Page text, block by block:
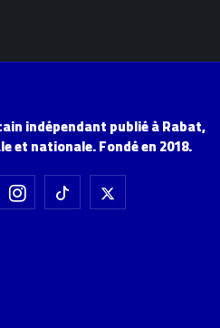
indépendant publié à Rabat,
nationale. Fondé en 2018.